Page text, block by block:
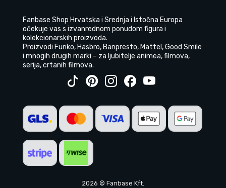
Fanbase Shop Hrvatska i Srednja i Istočna Europa
očekuje vas s izvanrednom ponudom figura i
kolekcionarskih proizvoda.
Proizvodi Funko, Hasbro, Banpresto, Mattel, Good Smile
i mnogih drugih marki – za ljubitelje animea, filmova,
serija, crtanih filmova.
2026 © Fanbase Kft.